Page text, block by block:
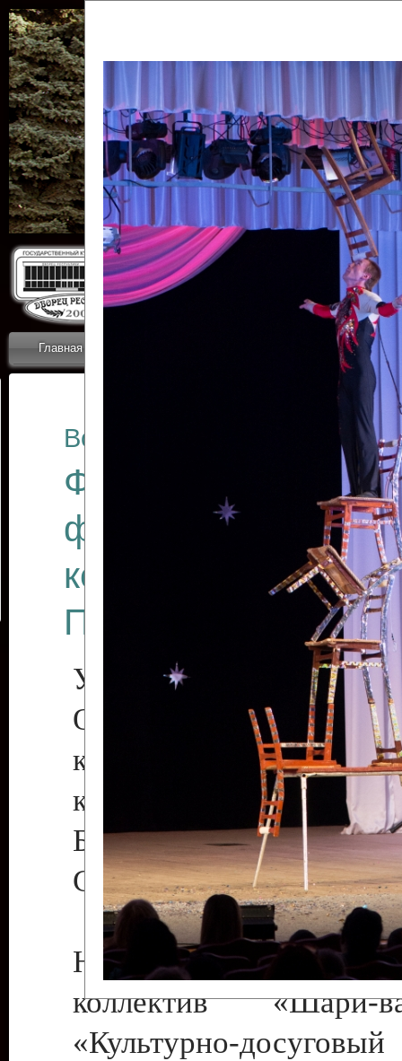
Главная Новости
ОТЧЕТЫ ГКЦ
Все отчеты
Финал
фестиваля
коллективов
Приднестровского
Участники фестиваля:
Образцовый
коллектив
культуры с.
Бендеры ,
Светлана Георгиевна
Народный цирковой
коллектив
«Культурно-